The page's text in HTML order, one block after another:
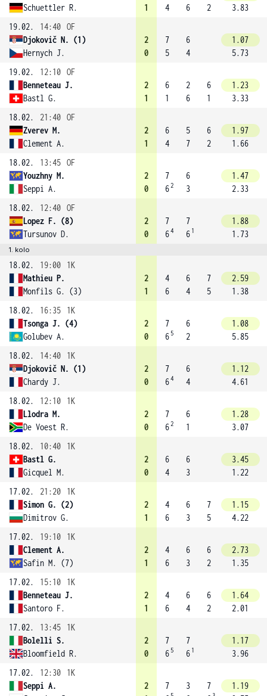
Schuettler R.
1
4
6
2
3.83
19.02.
14:40 OF
Djokovič N. (1)
Hernych J.
2
0
7
5
6
4
1.07
5.73
19.02.
12:10 OF
Benneteau J.
Bastl G.
2
1
6
1
2
6
6
1
1.23
3.33
18.02.
21:40 OF
Zverev M.
Clement A.
2
1
6
4
5
7
6
2
1.97
1.66
18.02.
13:45 OF
Youzhny M.
Seppi A.
2
0
7
62
6
3
1.47
2.33
18.02.
12:40 OF
Lopez F. (8)
Tursunov D.
2
0
7
64
7
6 1
1.88
1.73
1. kolo
18.02. 19:00
1K
Mathieu P.
Monfils G. (3)
2
1
4
6
6
4
7
5
2.59
1.38
18.02.
16:35
1K
Tsonga J. (4)
Golubev A.
2
0
7
6 5
6
2
1.08
5.85
18.02.
14:40
1K
Djokovič N. (1)
Chardy J.
2
0
7
64
6
4
1.12
4.61
18.02.
12:10
1K
Llodra M.
De Voest R.
2
0
7
62
6
1
1.28
3.07
18.02.
10:40
1K
Bastl G.
Gicquel M.
2
0
6
4
6
3
3.45
1.22
17.02.
21:20
1K
Simon G. (2)
Dimitrov G.
2
1
4
6
6
3
7
5
1.15
4.22
17.02.
19:10
1K
Clement A.
Safin M. (7)
2
1
4
6
6
3
6
2
2.73
1.35
17.02.
15:10
1K
Benneteau J.
Santoro F.
2
1
4
6
6
4
6
2
1.64
2.01
17.02.
13:45
1K
Bolelli S.
Bloomfield R.
2
0
7
6 5
7
6 1
1.17
3.96
17.02.
12:30
1K
Seppi A.
2
7
3
7
1.19